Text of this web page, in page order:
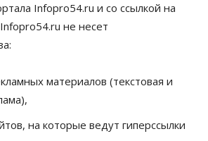
И Назначения
Новосибирской области
в Москве
объяснили ситуацию с
на улице Ленина
Infopro54.ru и со ссылкой на
не несет
материалов (текстовая и
на которые ведут гиперссылки